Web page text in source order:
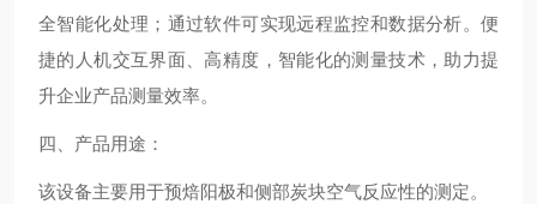
全智能化处理；通过软件可实现远程监控和数据分析。便
捷的人机交互界面、高精度，智能化的测量技术，助力提
升企业产品测量效率。
四、产品用途：
该设备主要用于预焙阳极和侧部炭块空气反应性的测定。